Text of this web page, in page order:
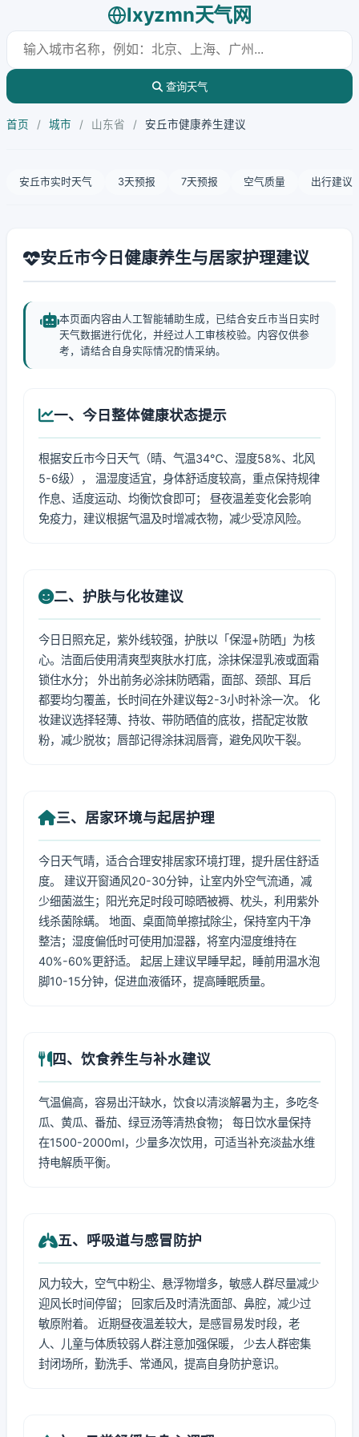
lxyzmn天气网
查询天气
首页 / 城市 / 山东省 / 安丘市健康养生建议
安丘市实时天气 3天预报 7天预报 空气质量 出行建议
安丘市今日健康养生与居家护理建议
本页面内容由人工智能辅助生成，已结合安丘市当日实时
天气数据进行优化，并经过人工审核校验。内容仅供参
考，请结合自身实际情况酌情采纳。
一、今日整体健康状态提示
根据安丘市今日天气（晴、气温34℃、湿度58%、北风
5-6级）， 温湿度适宜，身体舒适度较高，重点保持规律
作息、适度运动、均衡饮食即可； 昼夜温差变化会影响
免疫力，建议根据气温及时增减衣物，减少受凉风险。
二、护肤与化妆建议
今日日照充足，紫外线较强，护肤以「保湿+防晒」为核
心。洁面后使用清爽型爽肤水打底，涂抹保湿乳液或面霜
锁住水分； 外出前务必涂抹防晒霜，面部、颈部、耳后
都要均匀覆盖，长时间在外建议每2-3小时补涂一次。 化
妆建议选择轻薄、持妆、带防晒值的底妆，搭配定妆散
粉，减少脱妆；唇部记得涂抹润唇膏，避免风吹干裂。
三、居家环境与起居护理
今日天气晴，适合合理安排居家环境打理，提升居住舒适
度。 建议开窗通风20-30分钟，让室内外空气流通，减
少细菌滋生；阳光充足时段可晾晒被褥、枕头，利用紫外
线杀菌除螨。 地面、桌面简单擦拭除尘，保持室内干净
整洁；湿度偏低时可使用加湿器，将室内湿度维持在
40%-60%更舒适。 起居上建议早睡早起，睡前用温水泡
脚10-15分钟，促进血液循环，提高睡眠质量。
四、饮食养生与补水建议
气温偏高，容易出汗缺水，饮食以清淡解暑为主，多吃冬
瓜、黄瓜、番茄、绿豆汤等清热食物； 每日饮水量保持
在1500-2000ml，少量多次饮用，可适当补充淡盐水维
持电解质平衡。
五、呼吸道与感冒防护
风力较大，空气中粉尘、悬浮物增多，敏感人群尽量减少
迎风长时间停留； 回家后及时清洗面部、鼻腔，减少过
敏原附着。 近期昼夜温差较大，是感冒易发时段，老
人、儿童与体质较弱人群注意加强保暖， 少去人群密集
封闭场所，勤洗手、常通风，提高自身防护意识。